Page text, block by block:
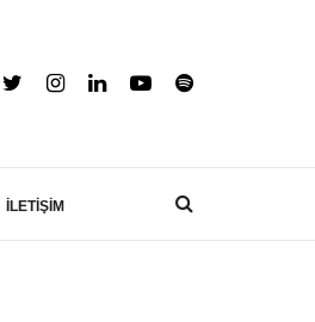
İLETİŞİM